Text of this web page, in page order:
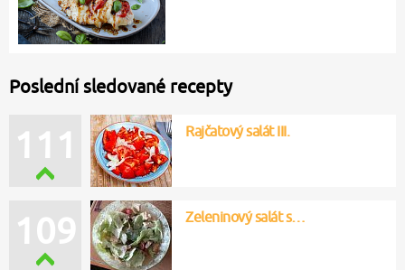
Poslední sledované recepty
111 Rajčatový salát III.
109 Zeleninový salát s…